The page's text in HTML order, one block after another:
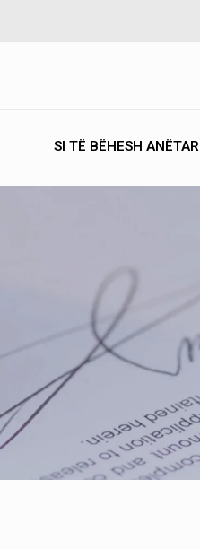
SI TË BËHESH ANËTAR